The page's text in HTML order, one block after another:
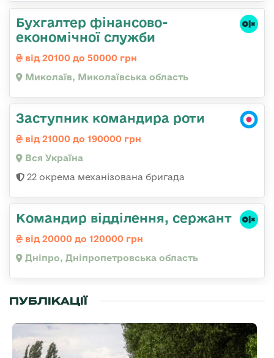
Бухгалтер фінансово-
економічної служби
від 20100 до 50000 грн
Миколаїв, Миколаївська область
Заступник командира роти
від 21000 до 190000 грн
Вся Україна
22 окрема механізована бригада
Командир відділення, сержант
від 20000 до 120000 грн
Дніпро, Дніпропетровська область
ПУБЛІКАЦІЇ